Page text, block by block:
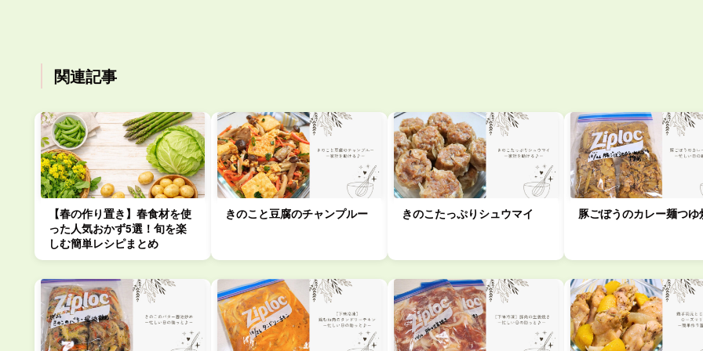
関連記事
【春の作り置き】春食材を使
った人気おかず5選！旬を楽
しむ簡単レシピまとめ
きのこと豆腐のチャンプルー きのこたっぷりシュウマイ 豚ごぼうのカレー麺つゆ